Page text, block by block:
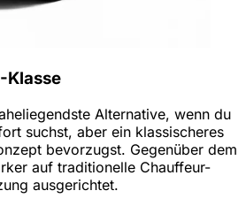
Klasse
Alternative, wenn du
suchst, aber ein klassischeres
bevorzugst. Gegenüber dem
auf traditionelle Chauffeur-
ausgerichtet.